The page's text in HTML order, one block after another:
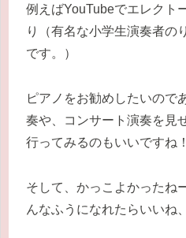
例えばYouTubeでエレクト
り（有名な小学生演奏者
です。）
ピアノをお勧めしたいので
奏や、コンサート演奏を見
行ってみるのもいいですね！
そして、かっこよかったね
んなふうになれたらいいね